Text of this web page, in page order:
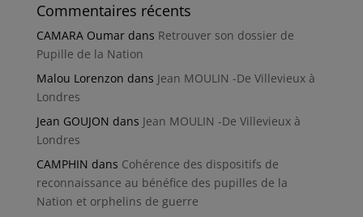
Commentaires récents
CAMARA Oumardans Retrouver son dossier de
Pupille de la Nation
Malou Lorenzon dans Jean MOULIN -De Villevieux à
Londres
Jean GOUJON dans Jean MOULIN -De Villevieux à
Londres
CAMPHIN dans Cohérence des dispositifs de
reconnaissance au bénéfice des pupilles de la
Nation et orphelins de guerre